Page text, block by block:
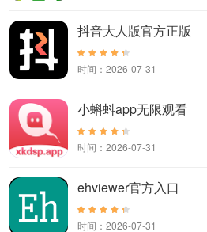
抖音大人版官方正版
时间：2026-07-31
小蝌蚪app无限观看
时间：2026-07-31
ehviewer官方入口
时间：2026-07-31